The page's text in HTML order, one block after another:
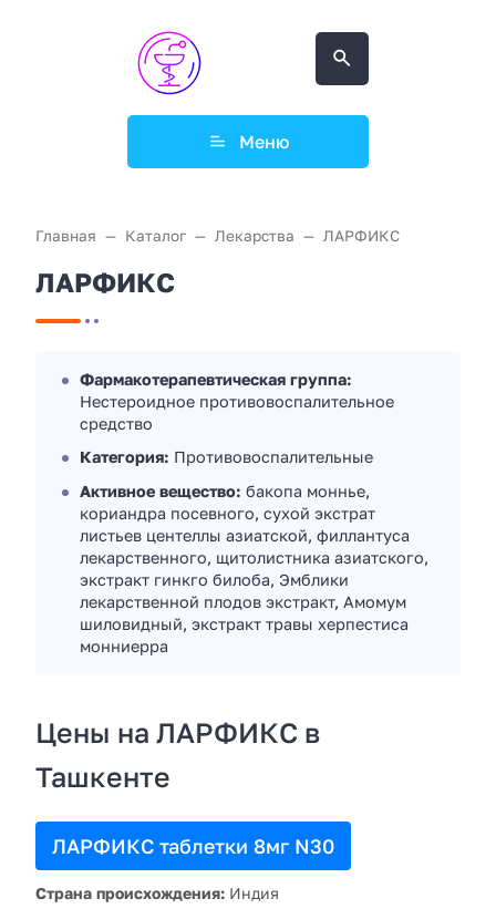
Меню
Главная Каталог Лекарства ЛАРФИКС
ЛАРФИКС
Фармакотерапевтическая группа:
Нестероидное противовоспалительное
средство
Категория: Противовоспалительные
Активное вещество: бакопа моннье,
кориандра посевного, сухой экстрат
листьев центеллы азиатской, филлантуса
лекарственного, щитолистника азиатского,
экстракт гинкго билоба, Эмблики
лекарственной плодов экстракт, Амомум
шиловидный, экстракт травы херпестиса
монниерра
Цены на ЛАРФИКС в
Ташкенте
ЛАРФИКС таблетки 8мг N30
Страна происхождения: Индия